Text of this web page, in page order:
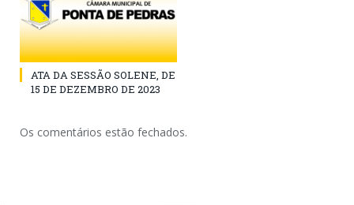
ATA DA SESSÃO SOLENE, DE
15 DE DEZEMBRO DE 2023
Os comentários estão fechados.